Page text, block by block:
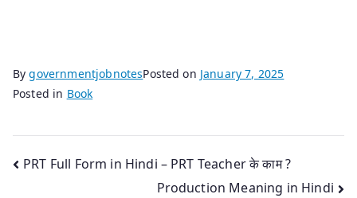
BygovernmentjobnotesPosted on January 7, 2025
Posted in Book
Post
PRT Full Form in Hindi – PRT Teacher के काम ?
Production Meaning in Hindi